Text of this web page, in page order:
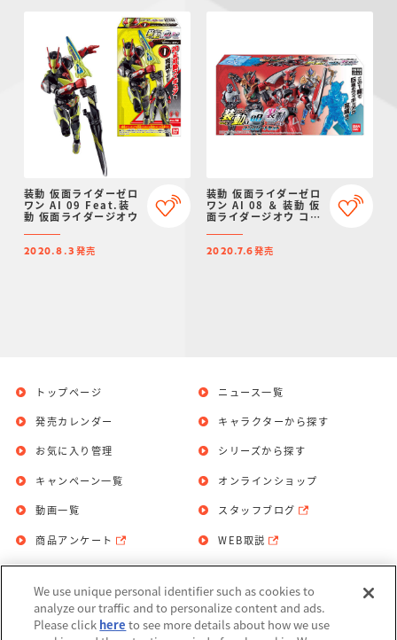
装動 仮面ライダーゼロ
ワン AI 09 Feat.装
動 仮面ライダージオウ
2020.8.3 発売
装動 仮面ライダーゼロ
ワン AI 08 ＆ 装動 仮
面ライダージオウ コン
2020.7.6発売
トップページ
発売カレンダー
お気に入り管理
ニュース一覧
キャラクターから探す
シリーズから探す
キャンペーン一覧
動画一覧
商品アンケート
オンラインショップ
スタッフブログ
WEB取説
お問い合わせ 個人情報保護方針
利用規約
We use unique personal identifier such as cookies to
analyze our traffic and to personalize content and ads.
Please click here to see more details about how we use